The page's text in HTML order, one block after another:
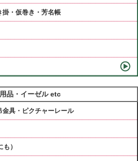
掛・仮巻き・芳名帳
品・イーゼル etc
具・ピクチャーレール
）